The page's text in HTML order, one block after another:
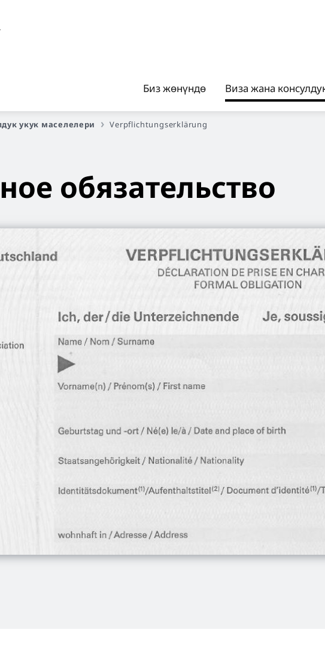
Биз жөнүндө Виза жана
укук маселелери Verpflichtungserklärung
обязательство